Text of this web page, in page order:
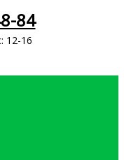
84
12-16